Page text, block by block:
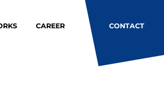
CAREER CONTACT